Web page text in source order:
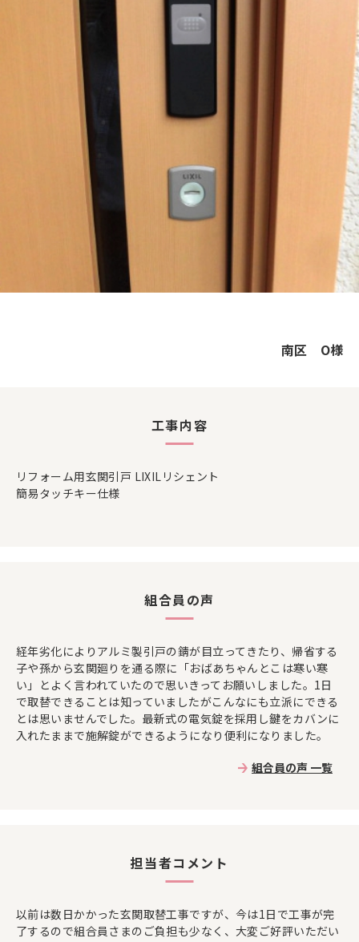
南区 O様
工事内容
リフォーム用玄関引戸 LIXILリシェント
簡易タッチキー仕様
組合員の声
経年劣化によりアルミ製引戸の錆が目立ってきたり、帰省する
子や孫から玄関廻りを通る際に「おばあちゃんとこは寒い寒
い」とよく言われていたので思いきってお願いしました。1日
で取替できることは知っていましたがこんなにも立派にできる
とは思いませんでした。最新式の電気錠を採用し鍵をカバンに
入れたままで施解錠ができるようになり便利になりました。
組合員の声 一覧
担当者コメント
以前は数日かかった玄関取替工事ですが、今は1日で工事が完
了するので組合員さまのご負担も少なく、大変ご好評いただい